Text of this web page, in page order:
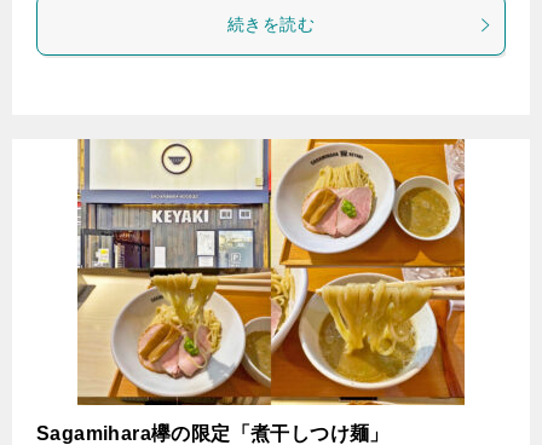
続きを読む
Sagamihara欅の限定「煮干しつけ麺」